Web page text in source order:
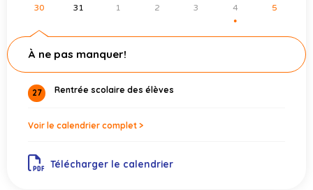
30 31 1 2 3 4
●
5
À ne pas manquer!
27 Rentrée scolaire des élèves
Voir le calendrier complet >
Télécharger le calendrier